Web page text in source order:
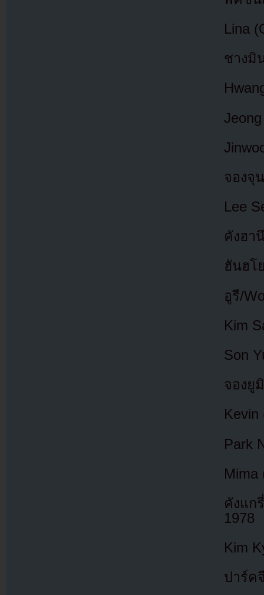
Lina
ชางมิ
จองจุ
Lee
คังฮา
ฮันฮโ
อูรี/
Kim
Son
จองยู
Park
Mima
คังแก
1978
Kim
ปาร์ค